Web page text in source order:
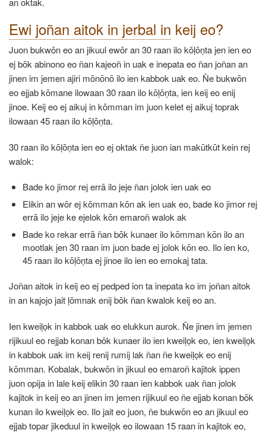
Ewi joñan aitok in jerbal in keij eo?
Juon bukwōn eo an jikuul ewōr an 30 raan ilo kōḷōṇta jen ien eo
ej bōk abinono eo ñan kajeoñ in uak e inepata eo ñan joñan an
jinen im jemen ajiri mōnōnō ilo ien kabbok uak eo. Ñe bukwōn
eo ejjab kōmane ilowaan 30 raan ilo kōḷōṇta, ien keij eo enij
jinoe. Keij eo ej aikuj in kōmman im juon kelet ej aikuj toprak
ilowaan 45 raan ilo kōḷōṇta.
30 raan ilo kōḷōṇta ien eo ej oktak ñe juon ian makūtkūt kein rej
walok:
Bade ko jimor rej errā ilo jeje ñan jolok ien uak eo
Elikin an wōr ej kōmman kōn ak ien uak eo, bade ko jimor rej
errā ilo jeje ke ejelok kōn emaroñ walok ak
Bade ko rekar errā ñan bōk kunaer ilo kōmman kōn ilo an
mootlak jen 30 raan im juon bade ej jolok kōn eo. Ilo ien ko,
45 raan ilo kōḷōṇta ej jinoe ilo ien eo emokaj tata.
Joñan aitok in keij eo ej pedped ion ta inepata ko im joñan aitok
in an kajojo jait ḷōmnak enij bōk ñan kwalok keij eo an.
Ien kweiḷọk in kabbok uak eo elukkun aurok. Ñe jinen im jemen
rijikuul eo rejjab konan bōk kunaer ilo ien kweiḷọk eo, ien kweiḷọk
in kabbok uak im keij renij rumij lak ñan ñe kweiḷọk eo enij
kōmman. Kobalak, bukwōn in jikuul eo emaroñ kajitok ippen
juon opija in lale keij elikin 30 raan ien kabbok uak ñan jolok
kajitok in keij eo an jinen im jemen rijikuul eo ñe ejjab konan bōk
kunan ilo kweiḷọk eo. Ilo jait eo juon, ñe bukwōn eo an jikuul eo
ejjab topar jikeduul in kweiḷọk eo ilowaan 15 raan in kajitok eo,